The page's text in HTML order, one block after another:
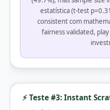
estatística (t-test
consistent com
fairness validated,
⚡ Teste #3: Instant